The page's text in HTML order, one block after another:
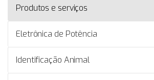
Produtos e serviços
Eletrônica de Potência
Identificação Animal